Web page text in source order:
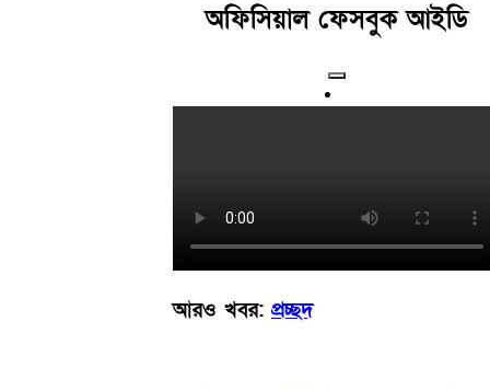
অফিসিয়াল ফেসবুক আইডি
আরও খবর: প্রচ্ছদ